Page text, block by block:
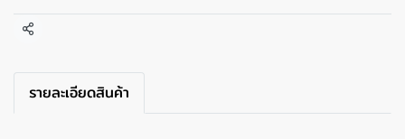
แชร์
รายละเอียดสินค้า